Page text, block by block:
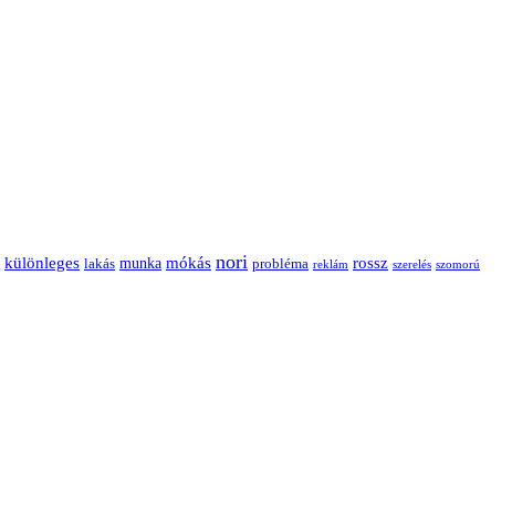
különleges lakás munka mókás nori probléma reklám rossz szerelés szomorú